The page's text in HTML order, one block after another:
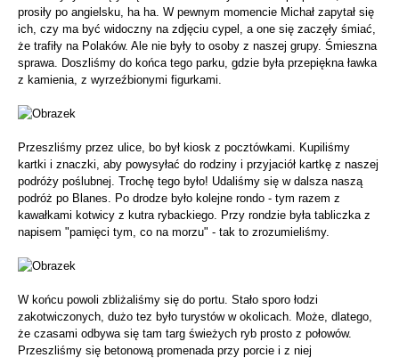
prosiły po angielsku, ha ha. W pewnym momencie Michał zapytał się
ich, czy ma być widoczny na zdjęciu cypel, a one się zaczęły śmiać,
że trafiły na Polaków. Ale nie były to osoby z naszej grupy. Śmieszna
sprawa. Doszliśmy do końca tego parku, gdzie była przepiękna ławka
z kamienia, z wyrzeźbionymi figurkami.
Przeszliśmy przez ulice, bo był kiosk z pocztówkami. Kupiliśmy
kartki i znaczki, aby powysyłać do rodziny i przyjaciół kartkę z naszej
podróży poślubnej. Trochę tego było! Udaliśmy się w dalsza naszą
podróż po Blanes. Po drodze było kolejne rondo - tym razem z
kawałkami kotwicy z kutra rybackiego. Przy rondzie była tabliczka z
napisem "pamięci tym, co na morzu" - tak to zrozumieliśmy.
W końcu powoli zbliżaliśmy się do portu. Stało sporo łodzi
zakotwiczonych, dużo tez było turystów w okolicach. Może, dlatego,
że czasami odbywa się tam targ świeżych ryb prosto z połowów.
Przeszliśmy się betonową promenada przy porcie i z niej